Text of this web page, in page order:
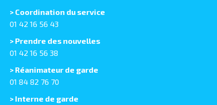
> Coordination du service
01 42 16 56 43
> Prendre des nouvelles
01 42 16 56 38
> Réanimateur de garde
01 84 82 76 70
> Interne de garde